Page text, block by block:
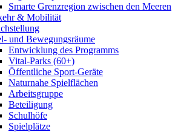
Smarte Grenzregion zwischen den Meeren
& Mobilität
und Bewegungsräume
Entwicklung des Programms
Vital-Parks (60+)
Öffentliche Sport-Geräte
Naturnahe Spielflächen
Arbeitsgruppe
Beteiligung
Schulhöfe
Spielplätze